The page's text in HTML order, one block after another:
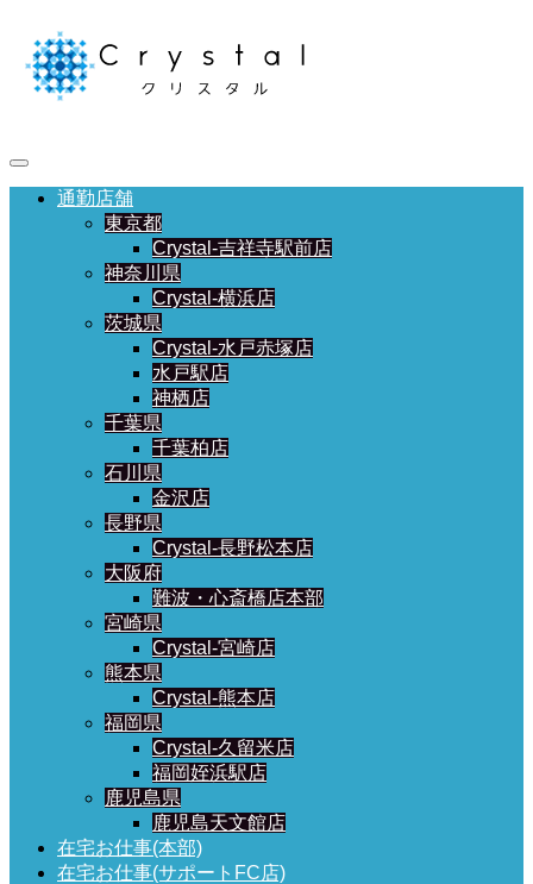
通勤店舗
東京都
Crystal-吉祥寺駅前店
神奈川県
Crystal-横浜店
茨城県
Crystal-水戸赤塚店
水戸駅店
神栖店
千葉県
千葉柏店
石川県
金沢店
長野県
Crystal-長野松本店
大阪府
難波・心斎橋店本部
宮崎県
Crystal-宮崎店
熊本県
Crystal-熊本店
福岡県
Crystal-久留米店
福岡姪浜駅店
鹿児島県
鹿児島天文館店
在宅お仕事(本部)
在宅お仕事(サポートFC店)